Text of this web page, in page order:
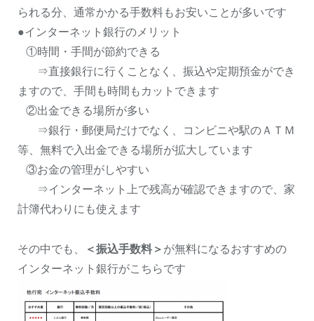
られる分、通常かかる手数料もお安いことが多いです
●インターネット銀行のメリット
①時間・手間が節約できる
⇒直接銀行に行くことなく、振込や定期預金ができ
ますので、手間も時間もカットできます
②出金できる場所が多い
⇒銀行・郵便局だけでなく、コンビニや駅のＡＴＭ
等、無料で入出金できる場所が拡大しています
③お金の管理がしやすい
⇒インターネット上で残高が確認できますので、家
計簿代わりにも使えます
その中でも、 ＜振込手数料＞ が無料になるおすすめの
インターネット銀行がこちらです